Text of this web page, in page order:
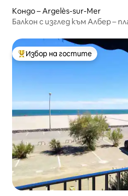
Кондо – Argelès-sur-Mer
Балкон с изглед към Албер –
Най-популярен избор на
Избор на гостите